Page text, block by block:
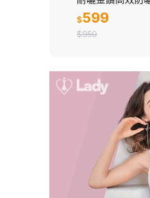
SPF50+
$599
$950